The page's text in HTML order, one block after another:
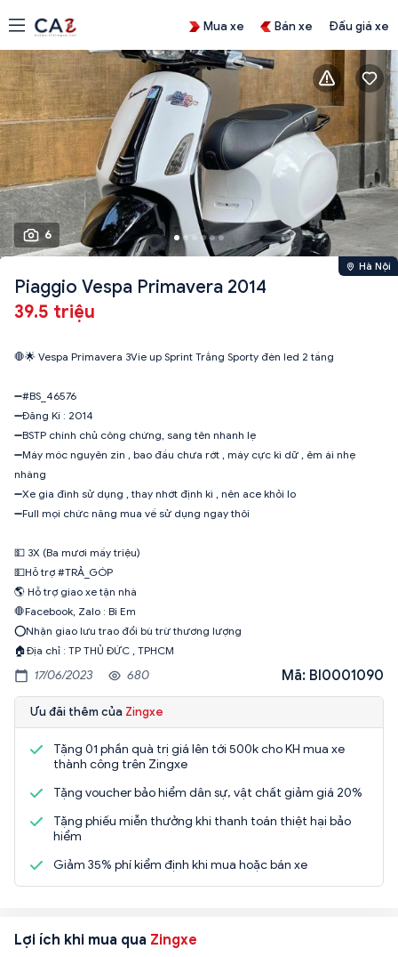
Mua xe Bán xe Đấu giá xe
6
Hà Nội
Piaggio Vespa Primavera 2014
39.5 triệu
🛑🌟 Vespa Primavera 3Vie up Sprint Trắng Sporty đèn led 2 tầng
➖#BS_46576
➖Đăng Kí : 2014
➖BSTP chính chủ công chứng, sang tên nhanh lẹ
➖Máy móc nguyên zin , bao đầu chưa rớt , máy cực kì dữ , êm ái nhẹ
nhàng
➖Xe gia đình sử dụng , thay nhớt định kì , nên ace khỏi lo
➖Full mọi chức năng mua về sử dụng ngay thôi
💵 3X (Ba mươi mấy triệu)
💵Hỗ trợ #TRẢ_GÓP
🌎 Hỗ trợ giao xe tận nhà
🛑Facebook, Zalo : Bi Em
⭕️Nhận giao lưu trao đổi bù trừ thương lượng
🏠Địa chỉ : TP THỦ ĐỨC , TPHCM
17/06/2023 680 Mã: BI0001090
Ưu đãi thêm của Zingxe
Tặng 01 phần quà trị giá lên tới 500k cho KH mua xe
thành công trên Zingxe
Tặng voucher bảo hiểm dân sự, vật chất giảm giá 20%
Tặng phiếu miễn thưởng khi thanh toán thiệt hại bảo
hiểm
Giảm 35% phí kiểm định khi mua hoặc bán xe
Lợi ích khi mua qua Zingxe